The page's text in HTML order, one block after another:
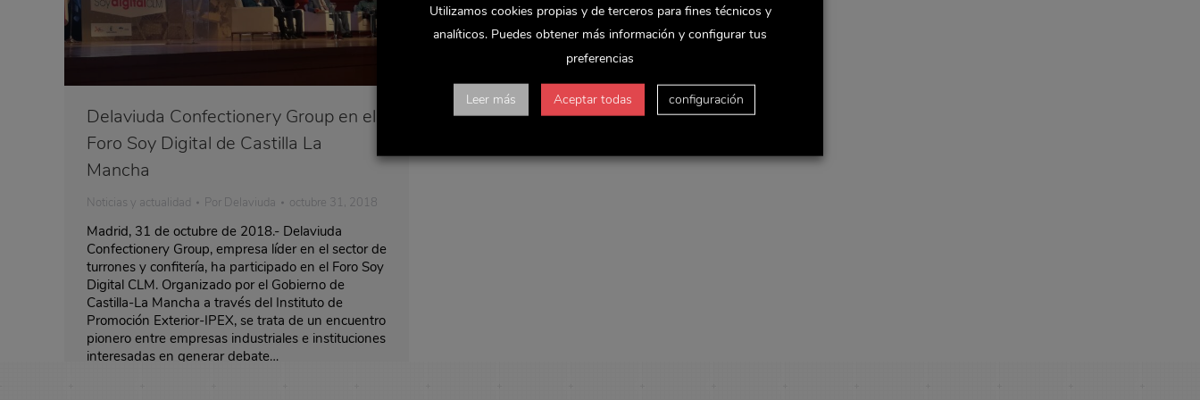
Delaviuda Confectionery Group en el
Foro Soy Digital de Castilla La
Mancha
Noticias y actualidad Por Delaviuda octubre 31, 2018
Madrid, 31 de octubre de 2018.- Delaviuda
Confectionery Group, empresa líder en el sector de
turrones y confitería, ha participado en el Foro Soy
Digital CLM. Organizado por el Gobierno de
Castilla-La Mancha a través del Instituto de
Promoción Exterior-IPEX, se trata de un encuentro
pionero entre empresas industriales e instituciones
interesadas en generar debate…
Utilizamos cookies propias y de terceros para fines técnicos y
analíticos. Puedes obtener más información y configurar tus
preferencias
Leer más Aceptar todas configuración